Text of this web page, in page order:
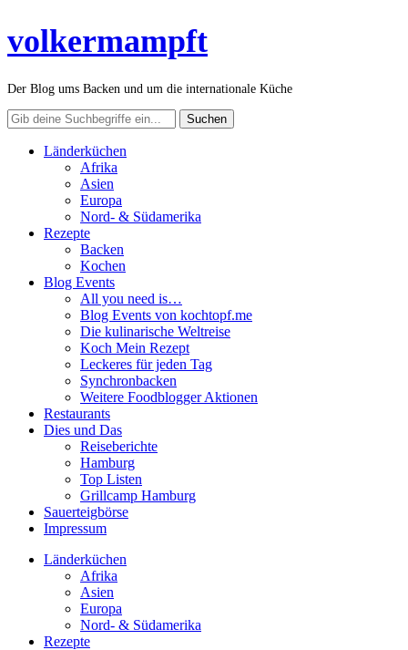
volkermampft
Der Blog ums Backen und um die internationale Küche
Länderküchen
Afrika
Asien
Europa
Nord- & Südamerika
Rezepte
Backen
Kochen
Blog Events
All you need is…
Blog Events von kochtopf.me
Die kulinarische Weltreise
Koch Mein Rezept
Leckeres für jeden Tag
Synchronbacken
Weitere Foodblogger Aktionen
Restaurants
Dies und Das
Reiseberichte
Hamburg
Top Listen
Grillcamp Hamburg
Sauerteigbörse
Impressum
Länderküchen
Afrika
Asien
Europa
Nord- & Südamerika
Rezepte